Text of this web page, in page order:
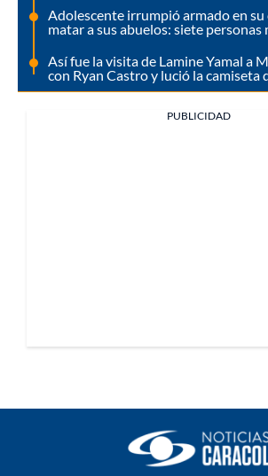
Adolescente irrumpió armado en su
matar a sus abuelos: siete personas
Así fue la visita de Lamine Yamal a
con Ryan Castro y lució la camiseta
PUBLICIDAD